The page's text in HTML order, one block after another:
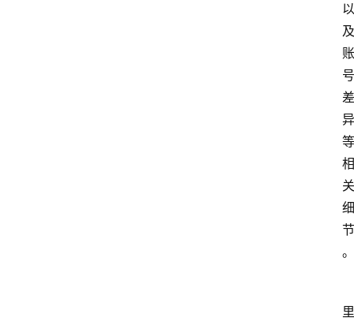
以
及
账
号
差
异
等
相
关
细
节
。
里